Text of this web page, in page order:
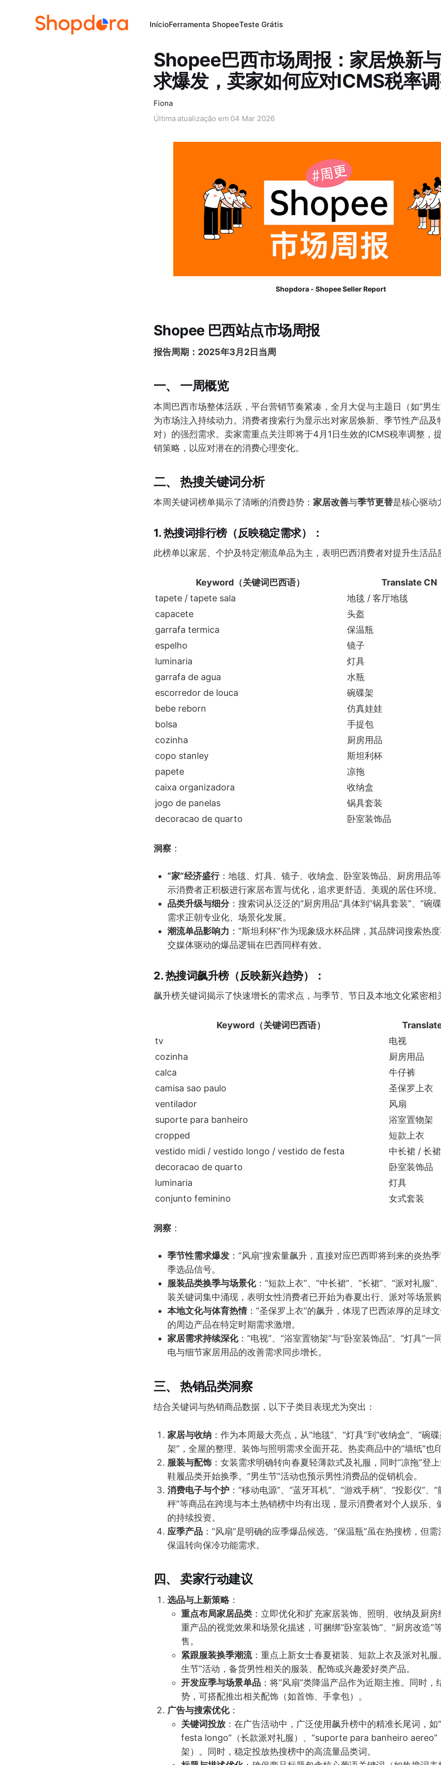
InícioFerramenta ShopeeTeste Grátis
Shopee巴西市场周报：家居焕新
求爆发，卖家如何应对ICMS税率调
Fiona
Última atualização em 04 Mar 2026
Shopdora - Shopee Seller Report
Shopee 巴西站点市场周报
报告周期：2025年3月2日当周
一、 一周概览
本周巴西市场整体活跃，平台营销节奏紧凑，全月大促与主题日（如“男生
为市场注入持续动力。消费者搜索行为显示出对家居焕新、季节性产品及
对）的强烈需求。卖家需重点关注即将于4月1日生效的ICMS税率调整，
销策略，以应对潜在的消费心理变化。
二、 热搜关键词分析
本周关键词榜单揭示了清晰的消费趋势： 家居改善与季节更替是核心驱动
1. 热搜词排行榜（反映稳定需求）：
此榜单以家居、个护及特定潮流单品为主，表明巴西消费者对提升生活品
Keyword（关键词巴西语）
Translate CN
tapete / tapete sala
地毯 / 客厅地毯
capacete
头盔
garrafa termica
保温瓶
espelho
镜子
luminaria
灯具
garrafa de agua
水瓶
escorredor de louca
碗碟架
bebe reborn
仿真娃娃
bolsa
手提包
cozinha
厨房用品
copo stanley
斯坦利杯
papete
凉拖
caixa organizadora
收纳盒
jogo de panelas
锅具套装
decoracao de quarto
卧室装饰品
洞察 ：
“家”经济盛行：地毯、灯具、镜子、收纳盒、卧室装饰品、厨房用品
示消费者正积极进行家居布置与优化，追求更舒适、美观的居住环境。
品类升级与细分：搜索词从泛泛的“厨房用品”具体到“锅具套装”、“碗
需求正朝专业化、场景化发展。
潮流单品影响力 ：“斯坦利杯”作为现象级水杯品牌，其品牌词搜索热
交媒体驱动的爆品逻辑在巴西同样有效。
2. 热搜词飙升榜（反映新兴趋势）：
飙升榜关键词揭示了快速增长的需求点，与季节、节日及本地文化紧密相
Keyword（关键词巴西语）
Translate
tv
电视
cozinha
厨房用品
calca
牛仔裤
camisa sao paulo
圣保罗上衣
ventilador
风扇
suporte para banheiro
浴室置物架
cropped
短款上衣
vestido midi / vestido longo / vestido de festa
中长裙 / 长
decoracao de quarto
卧室装饰品
luminaria
灯具
conjunto feminino
女式套装
洞察 ：
季节性需求爆发 ：“风扇”搜索量飙升，直接对应巴西即将到来的炎热
季选品信号。
服装品类换季与场景化：“短款上衣”、“中长裙”、“长裙”、“派对礼服”
装关键词集中涌现，表明女性消费者已开始为春夏出行、派对等场景购
本地文化与体育热情：“圣保罗上衣”的飙升，体现了巴西浓厚的足球
的周边产品在特定时期需求激增。
家居需求持续深化：“电视”、“浴室置物架”与“卧室装饰品”、“灯具”一
电与细节家居用品的改善需求同步增长。
三、 热销品类洞察
结合关键词与热销商品数据，以下子类目表现尤为突出：
家居与收纳 ：作为本周最大亮点，从“地毯”、“灯具”到“收纳盒”、“碗
架”，全屋的整理、装饰与照明需求全面开花。热卖商品中的“墙纸”也
服装与配饰 ：女装需求明确转向春夏轻薄款式及礼服，同时“凉拖”登
鞋履品类开始换季。“男生节”活动也预示男性消费品的促销机会。
消费电子与个护 ：“移动电源”、“蓝牙耳机”、“游戏手柄”、“投影仪”、
秤”等商品在跨境与本土热销榜中均有出现，显示消费者对个人娱乐、
的持续投资。
应季产品 ：“风扇”是明确的应季爆品候选。“保温瓶”虽在热搜榜，但
保温转向保冷功能需求。
四、 卖家行动建议
选品与上新策略 ：
重点布局家居品类 ：立即优化和扩充家居装饰、照明、收纳及厨
重产品的视觉效果和场景化描述，可捆绑“卧室装饰”、“厨房改造”
售。
紧跟服装换季潮流：重点上新女士春夏裙装、短款上衣及派对礼服
生节”活动，备货男性相关的服装、配饰或兴趣爱好类产品。
开发应季与场景单品 ：将“风扇”类降温产品作为近期主推。同时，
势，可搭配推出相关配饰（如首饰、手拿包）。
广告与搜索优化：
关键词投放 ：在广告活动中，广泛使用飙升榜中的精准长尾词，
festa longo”（长款派对礼服）、“suporte para banheiro aereo”
架）。同时，稳定投放热搜榜中的高流量品类词。